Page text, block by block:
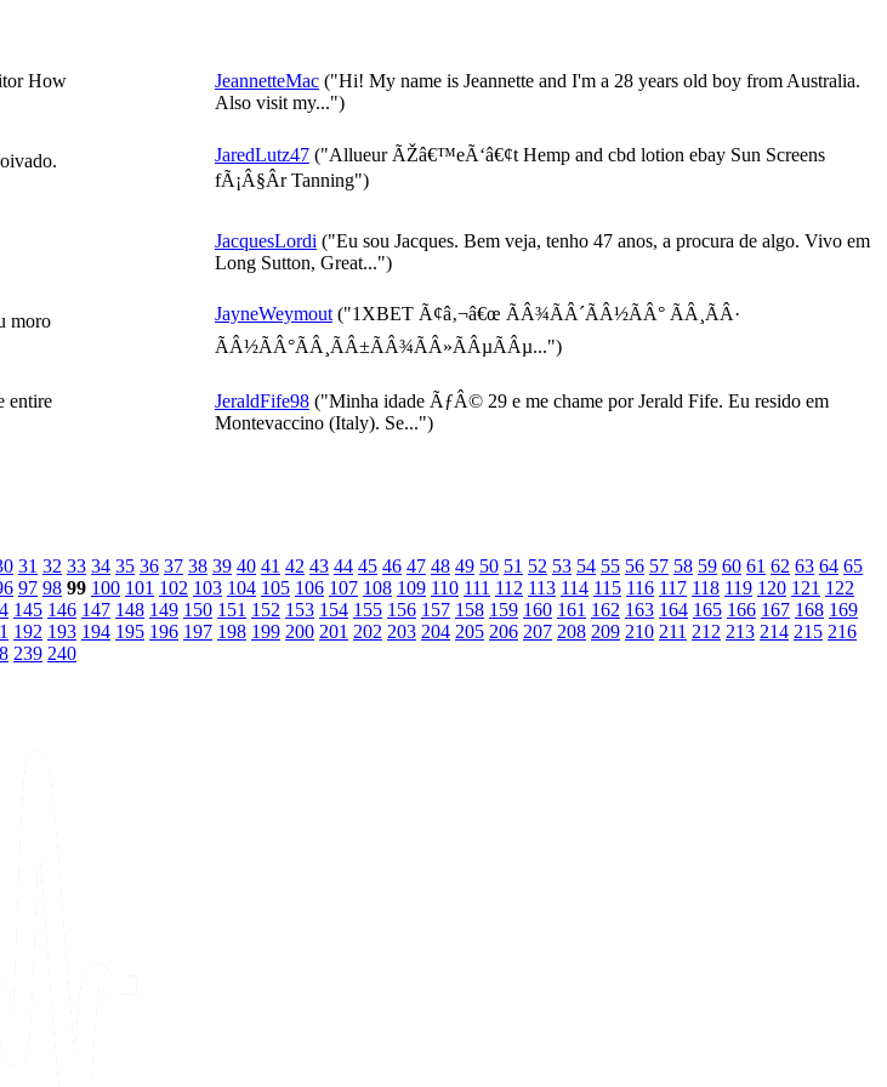
How
JeannetteMac ("Hi! My name is Jeannette and I'm a 28 years old boy from Australia.
Also visit my...")
JaredLutz47 ("Allueur ÃŽâ€™eÃ‘â€¢t Hemp and cbd lotion ebay Sun Screens
fÃ¡Â§Âr Tanning")
JacquesLordi ("Eu sou Jacques. Bem veja, tenho 47 anos, a procura de algo. Vivo em
Long Sutton, Great...")
moro
JayneWeymout ("1XBET Ã¢â‚¬â€œ ÃÂ¾ÃÂ´ÃÂ½ÃÂ° ÃÂ¸ÃÂ·
ÃÂ½ÃÂ°ÃÂ¸ÃÂ±ÃÂ¾ÃÂ»ÃÂµÃÂµ...")
entire
JeraldFife98 ("Minha idade ÃƒÂ© 29 e me chame por Jerald Fife. Eu resido em
Montevaccino (Italy). Se...")
31 32 33 34 35 36 37 38 39 40 41 42 43 44 45 46 47 48 49 50 51 52 53 54 55 56 57 58 59 60 61 62 63 64 65
97 98 99 100 101 102 103 104 105 106 107 108 109 110 111 112 113 114 115 116 117 118 119 120 121 122
145 146 147 148 149 150 151 152 153 154 155 156 157 158 159 160 161 162 163 164 165 166 167 168 169
192 193 194 195 196 197 198 199 200 201 202 203 204 205 206 207 208 209 210 211 212 213 214 215 216
239 240